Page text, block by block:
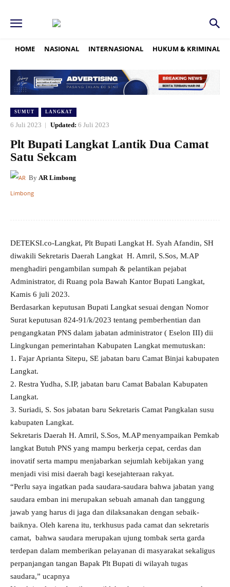
HOME NASIONAL INTERNASIONAL HUKUM & KRIMINAL
SUMUT LANGKAT
6 Juli 2023 Updated: 6 Juli 2023
Plt Bupati Langkat Lantik Dua Camat
Satu Sekcam
By AR Limbong
DETEKSI.co-Langkat, Plt Bupati Langkat H. Syah Afandin, SH
diwakili Sekretaris Daerah Langkat H. Amril, S.Sos, M.AP
menghadiri pengambilan sumpah & pelantikan pejabat
Administrator, di Ruang pola Bawah Kantor Bupati Langkat,
Kamis 6 juli 2023.
Berdasarkan keputusan Bupati Langkat sesuai dengan Nomor
Surat keputusan 824-91/k/2023 tentang pemberhentian dan
pengangkatan PNS dalam jabatan administrator ( Eselon III) dii
Lingkungan pemerintahan Kabupaten Langkat memutuskan:
1. Fajar Aprianta Sitepu, SE jabatan baru Camat Binjai kabupaten
Langkat.
2. Restra Yudha, S.IP, jabatan baru Camat Babalan Kabupaten
Langkat.
3. Suriadi, S. Sos jabatan baru Sekretaris Camat Pangkalan susu
kabupaten Langkat.
Sekretaris Daerah H. Amril, S.Sos, M.AP menyampaikan Pemkab
langkat Butuh PNS yang mampu berkerja cepat, cerdas dan
inovatif serta mampu menjabarkan sejumlah kebijakan yang
menjadi visi misi daerah bagi kesejahteraan rakyat.
“Perlu saya ingatkan pada saudara-saudara bahwa jabatan yang
saudara emban ini merupakan sebuah amanah dan tanggung
jawab yang harus di jaga dan dilaksanakan dengan sebaik-
baiknya. Oleh karena itu, terkhusus pada camat dan sekretaris
camat, bahwa saudara merupakan ujung tombak serta garda
terdepan dalam memberikan pelayanan di masyarakat sekaligus
perpanjangan tangan Bapak Plt Bupati di wilayah tugas
saudara,” ucapnya